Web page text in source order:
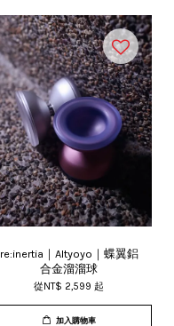
re:inertia｜Altyoyo｜蝶翼鋁
合金溜溜球
從NT$ 2,599起
加入購物車